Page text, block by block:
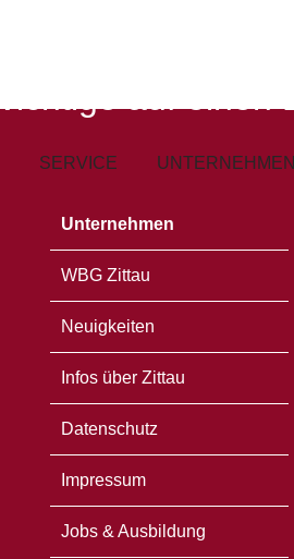
SERVICE UNTERNEHMEN
Unternehmen
WBG Zittau
Neuigkeiten
Infos über Zittau
Datenschutz
Impressum
Jobs & Ausbildung